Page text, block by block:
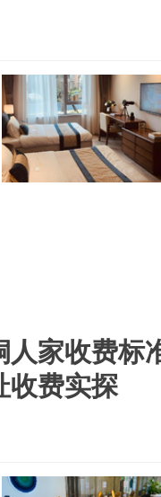
人家收费标
收费实探